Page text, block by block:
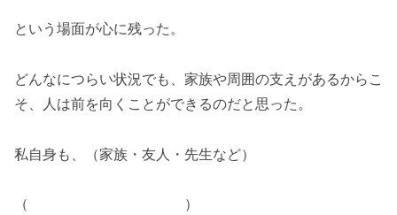
という場面が心に残った。
どんなにつらい状況でも、家族や周囲の支えがあるからこ
そ、人は前を向くことができるのだと思った。
私自身も、（家族・友人・先生など）
（ ）